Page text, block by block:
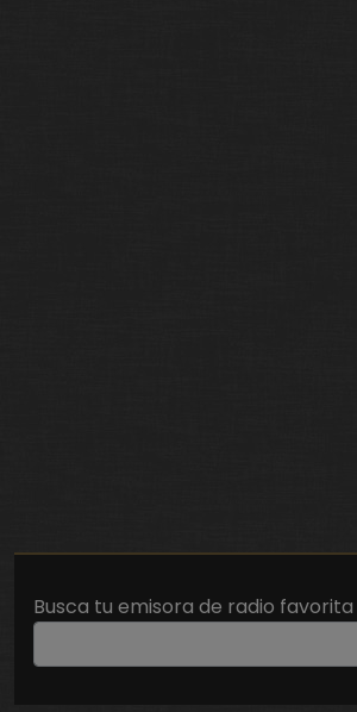
Busca tu emisora de radio favorita